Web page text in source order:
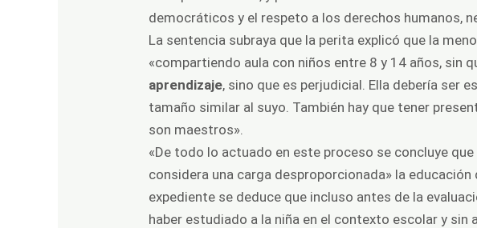
democráticos y el respeto a los derechos humanos,
La sentencia subraya que la perita explicó que la
«compartiendo aula con niños entre 8 y 14 años, sin
aprendizaje, sino que es perjudicial. Ella debería ser
tamaño similar al suyo. También hay que tener
son maestros».
«De todo lo actuado en este proceso se concluye
considera una carga desproporcionada» la
expediente se deduce que incluso antes de la
haber estudiado a la niña en el contexto escolar y sin